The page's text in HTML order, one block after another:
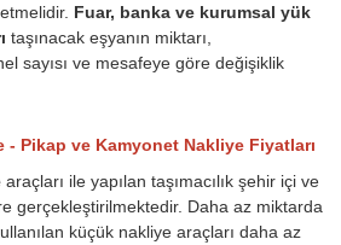
Fuar, banka ve kurumsal yük
taşınacak eşyanın miktarı,
sayısı ve mesafeye göre değişiklik
- Pikap ve Kamyonet Nakliye Fiyatları
araçları ile yapılan taşımacılık şehir içi ve
gerçekleştirilmektedir. Daha az miktarda
küçük nakliye araçları daha az